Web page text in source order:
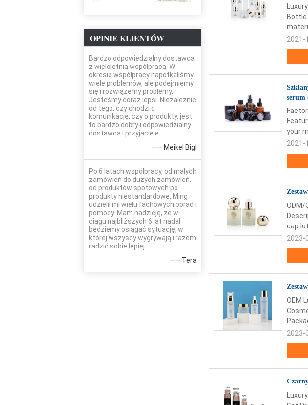
OPINIE KLIENTÓW
Bardzo odpowiedzialny dostawca
z wieloletnią współpracą. W
okresie współpracy napotkaliśmy
wiele problemów, ale podejmiemy
się i rozwiążemy problemy.
Jesteśmy coraz lepsi. Niezależnie
od tego, czy chodzi o
komunikację, czy o produkty, jest
to bardzo dobry i odpowiedzialny
dostawca i przyjaciele.
—— Meikel Bigl
Po 6 latach współpracy, od małych
zamówień do dużych zamówień,
od produktów spotowych po
produkty niestandardowe, Ming
udzielił mi wielu fachowych porad i
pomocy. Mam nadzieję, że w
ciągu najbliższych 6 lat nadal
będziemy osiągać sytuację, w
której wszyscy wygrywają i razem
radzić sobie lepiej.
—— Tera
Bottle
2021-
serum
your
2021-
ODM/
cap
2023-
OEM
2023-